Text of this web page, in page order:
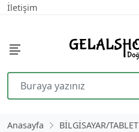
İletişim
Anasayfa BİLGİSAYAR/TABLET